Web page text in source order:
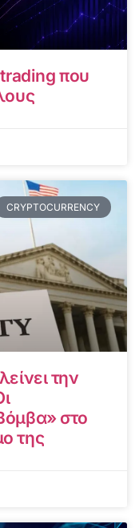
που
CRYPTOCURRENCY
την
στο
της